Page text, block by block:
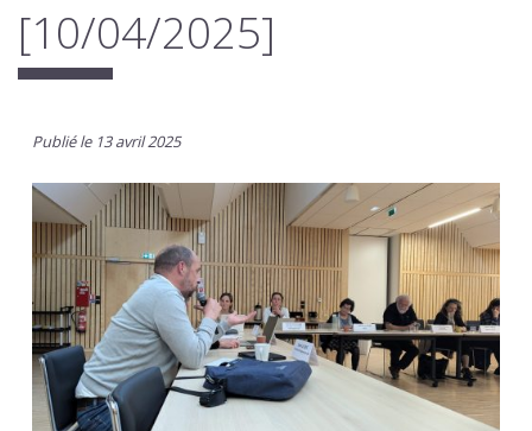
[10/04/2025]
Publié le 13 avril 2025